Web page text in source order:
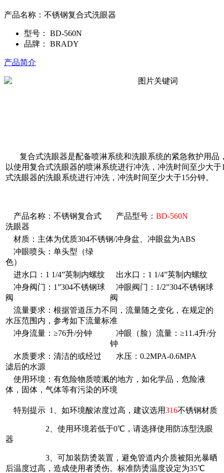
产品名称：不锈钢复合式洗眼器
型号：
BD-560N
品牌：
BRADY
产品简介
复合式洗眼器是配备喷淋系统和洗眼系统的紧急救护用品
以使用复合式洗眼器的喷淋系统进行冲洗，冲洗时间至少大
式洗眼器的洗眼系统进行冲洗，冲洗时间至少大于15分钟。
产品名称：不锈钢复合式
洗眼器
产品型号： BD-560N
材质：主体为优质304不锈钢/冲身盆、冲眼盆为ABS
冲眼喷头：单头型（绿
色）
进水口：1 1/4”英制内螺纹
出水口：1 1/4”英制内螺纹
冲身阀门：1”304不锈钢球
阀
冲眼阀门：1/2”304不锈钢球
阀
流量要求：根据管道压力不同，流量随之变化，在规定的
水压范围内，参考如下流量标准
冲身流量：≥76升/分钟
冲眼（脸）流量：≥11.4升/分
钟
水质要求：清洁的或经过
滤后的水源
水压：0.2MPA-0.6MPA
使用环境：有危险物质喷溅的地方，如化学品，危险液
体，固体，气体等有污染的环境
特别提示 1、如环境酸浓度过高，建议选用316不锈钢材质
2、使用环境若低于0℃，请选择使用防冻型洗眼
器
3、可加装防烫装置，避免管道内介质被阳光暴晒
后温度过高，造成使用者烫伤。标准防烫温度设定为35℃